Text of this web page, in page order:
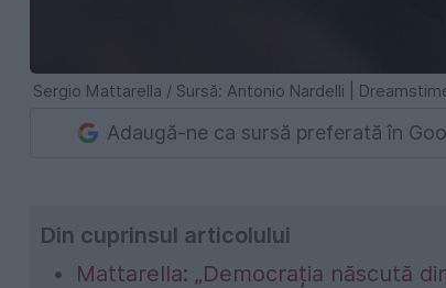
Sergio Mattarella / Sursă: Antonio Nardelli |
Adaugă-ne ca sursă preferată în
Din cuprinsul articolului
Mattarella: „Democrația născută